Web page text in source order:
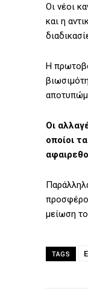
Οι νέοι
και η
Η
Οι
οποίοι
μείωση
TAGS